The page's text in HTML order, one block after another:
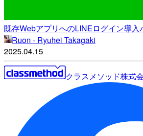
既存WebアプリへのLINEログイン導入
Ruon - Ryuhei Takagaki
2025.04.15
クラスメソッド株式